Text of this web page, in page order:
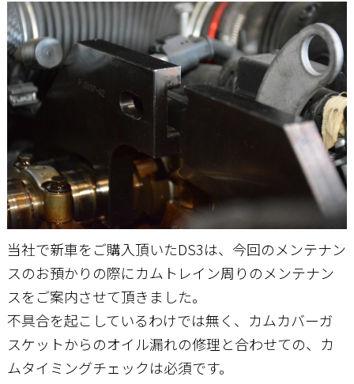
工場通信
お問い合わせ
当社で新車をご購入頂いたDS3は、今回のメンテナン
スのお預かりの際にカムトレイン周りのメンテナン
スをご案内させて頂きました。
不具合を起こしているわけでは無く、カムカバーガ
スケットからのオイル漏れの修理と合わせての、カ
ムタイミングチェックは必須です。